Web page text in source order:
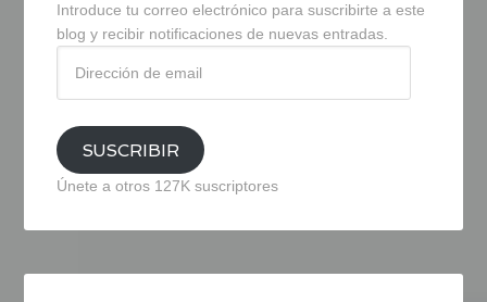
Introduce tu correo electrónico para suscribirte a este
blog y recibir notificaciones de nuevas entradas.
email
SUSCRIBIR
Únete a otros 127K suscriptores